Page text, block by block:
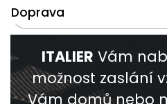
Doprava
ITALIER Vám
možnost zaslání
Vám domů nebo